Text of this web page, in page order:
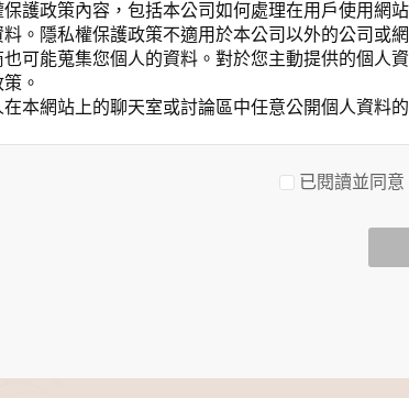
保護政策內容，包括本公司如何處理在用戶使用網
料。隱私權保護政策不適用於本公司以外的公司或
也可能蒐集您個人的資料。對於您主動提供的個人
。
在本網站上的聊天室或討論區中任意公開個人資料
本網站提供您最佳的互動性服務，可能會請您提供
瀏覽時，伺服器會自行記錄相關行徑，包括您使
在本網站註冊時，我們會取得您的姓名、電話、住
已閱讀並同